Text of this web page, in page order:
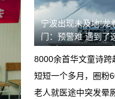
车辆至天窗挡风玻璃碎裂上侧
求赔偿
重庆大足深蓝4s店不按合同履
食品安全希望得到重视
销售诱导下单锁定汽车，有销
及其他人证
宁波出现未及地“龙
门：预警难 遇到了
8000余首华文童诗跨
短短一个多月，圈粉
老人就医途中突发晕